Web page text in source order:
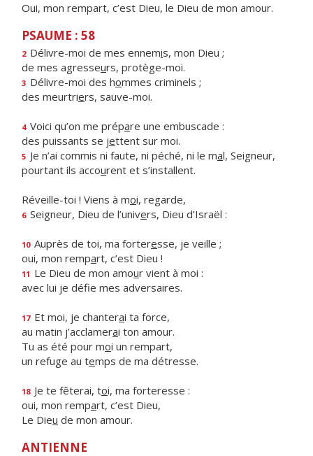
Oui, mon rempart, c’est Dieu, le Dieu de mon amour.
PSAUME : 58
2 Délivre-moi de mes ennemis, mon Dieu ;
de mes agresseurs, protège-moi.
3 Délivre-moi des hommes criminels ;
des meurtriers, sauve-moi.
4 Voici qu’on me prépare une embuscade :
des puissants se jettent sur moi.
5 Je n’ai commis ni faute, ni péché, ni le mal, Seigneur,
pourtant ils accourent et s’installent.
Réveille-toi ! Viens à moi, regarde,
6 Seigneur, Dieu de l’univers, Dieu d’Israël :
10 Auprès de toi, ma forteresse, je veille ;
oui, mon rempart, c’est Dieu !
11 Le Dieu de mon amour vient à moi :
avec lui je défe mes adversaires.
17 Et moi, je chanterai ta force,
au matin j’acclamerai ton amour.
Tu as été pour moi un rempart,
un refuge au temps de ma détresse.
18 Je te fêterai, toi, ma forteresse :
oui, mon rempart, c’est Dieu,
Le Dieu de mon amour.
ANTIENNE